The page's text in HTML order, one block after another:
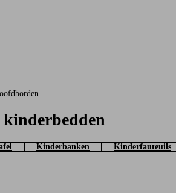
Hoofdborden
Kinderbanken Kinderfauteuils